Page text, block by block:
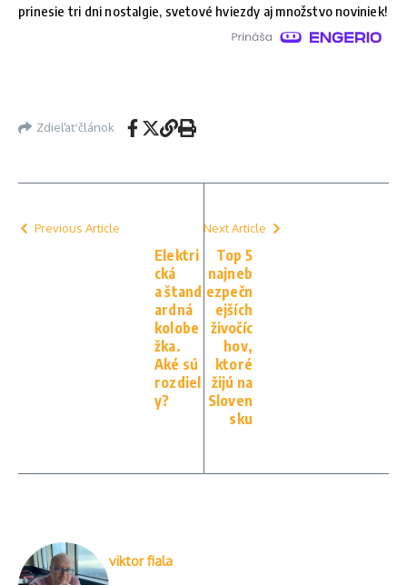
prinesie tri dni nostalgie, svetové hviezdy aj množstvo noviniek!
Zdieľať článok
Previous Article
Elektri
cká
a štand
ardná
kolobe
žka.
Aké sú
rozdiel
y?
Next Article
Top 5
najneb
ezpečn
ejších
živočíc
hov,
ktoré
žijú na
Sloven
sku
viktor fiala